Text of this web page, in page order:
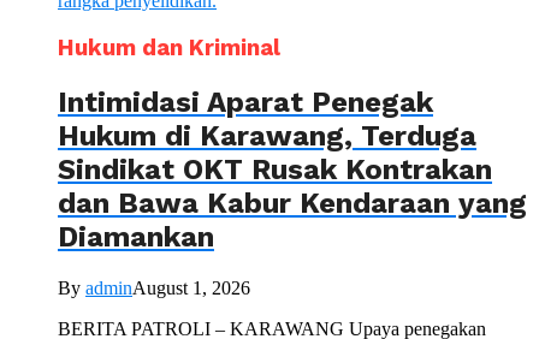
Hukum dan Kriminal
Intimidasi Aparat Penegak
Hukum di Karawang, Terduga
Sindikat OKT Rusak Kontrakan
dan Bawa Kabur Kendaraan yang
Diamankan
By adminAugust 1, 2026
BERITA PATROLI – KARAWANG Upaya penegakan